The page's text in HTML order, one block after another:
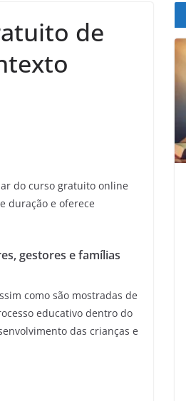
de
do curso gratuito online
duração e oferece
gestores e famílias
como são mostradas de
educativo dentro do
das crianças e